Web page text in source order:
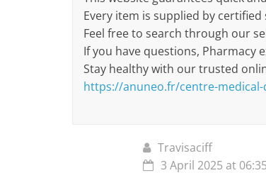
Every item is supplied by
Feel free to search through our
If you have questions, Pharmacy
Stay healthy with our trusted
https://anuneo.fr/centre-
Travisaciff
3 April 2025 at 06:35